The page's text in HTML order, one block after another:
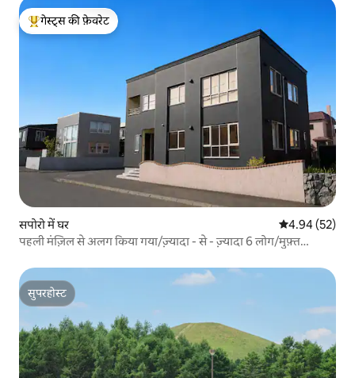
गेस्ट्स का टॉप फ़ेवरेट
गेस्ट्स की फ़ेवरेट
सपोरो में घर औसत रेटिंग 5 में
4.94 (52)
पहली मंज़िल से अलग किया गया/ज़्यादा - से - ज़्यादा 6 लोग/मुफ़्त
सुपरहोस्ट
सुपरहोस्ट